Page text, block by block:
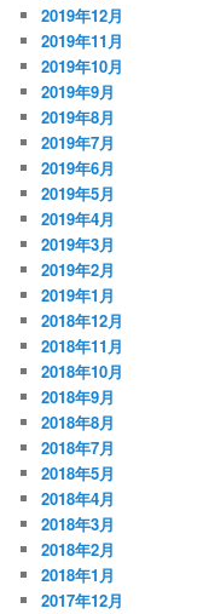
2019年12月
2019年11月
2019年10月
2019年9月
2019年8月
2019年7月
2019年6月
2019年5月
2019年4月
2019年3月
2019年2月
2019年1月
2018年12月
2018年11月
2018年10月
2018年9月
2018年8月
2018年7月
2018年5月
2018年4月
2018年3月
2018年2月
2018年1月
2017年12月